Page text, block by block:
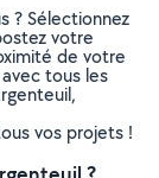
? Sélectionnez
votre
de votre
tous les
vos projets !